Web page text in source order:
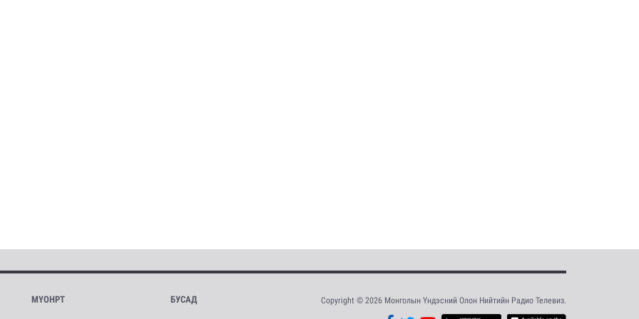
МҮОНРТ БУСАД Copyright © 2026 Монголын Үндэсний Олон Нийтийн Радио Телевиз.